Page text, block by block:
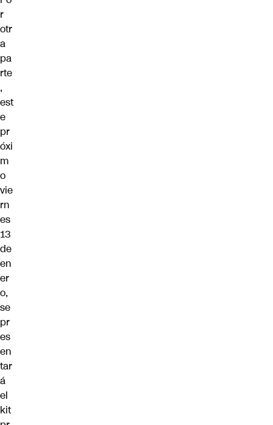
r
otr
a
pa
rte
,
est
e
pr
óxi
m
o
vie
rn
es
13
de
en
er
o,
se
pr
es
en
tar
á
el
kit